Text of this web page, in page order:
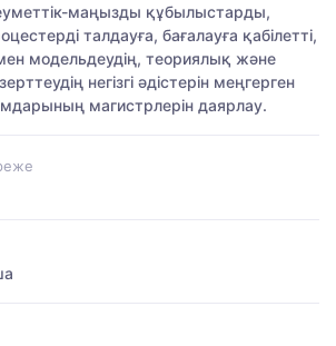
маңызды құбылыстарды,
талдауға, бағалауға қабілетті,
модельдеудің, теориялық және
негізгі әдістерін меңгерген
магистрлерін даярлау.